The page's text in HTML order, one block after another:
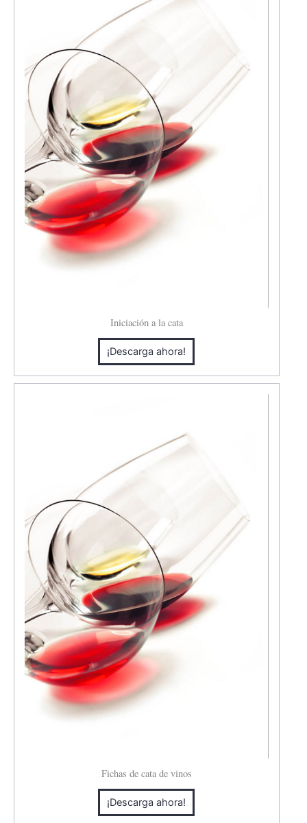
Iniciación a la cata
¡Descarga ahora!
Fichas de cata de vinos
¡Descarga ahora!